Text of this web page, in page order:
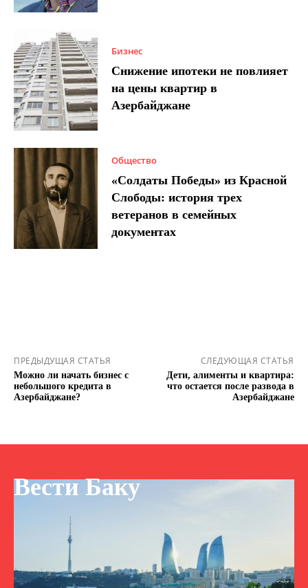
Бизнес
Снижение ипотеки не повлияет
на цены квартир в
Азербайджане
Общество
«Солдаты Победы» из Красной
Слободы: история трех
ветеранов в семейных
документах
ПРЕДЫДУЩАЯ СТАТЬЯ
Можно ли начать бизнес с
небольшого кредита в
Азербайджане?
СЛЕДУЮЩАЯ СТАТЬЯ
Дети, алименты и квартира:
что остается после развода в
Азербайджане
Вести Баку